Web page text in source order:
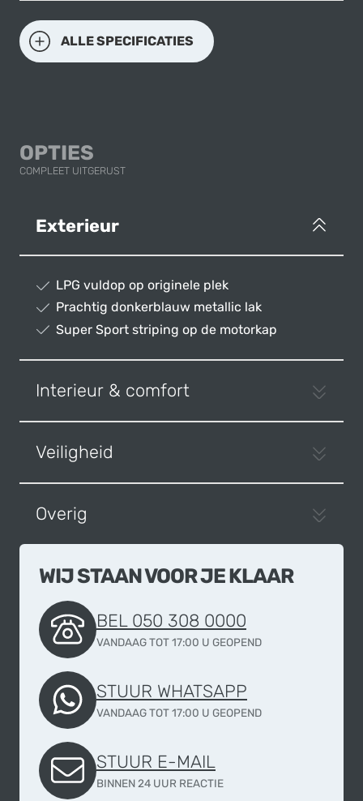
ALLE SPECIFICATIES
OPTIES
COMPLEET UITGERUST
Exterieur
LPG vuldop op originele plek
Prachtig donkerblauw metallic lak
Super Sport striping op de motorkap
Interieur & comfort
Veiligheid
Overig
WIJ STAAN VOOR JE KLAAR
BEL 050 308 0000
VANDAAG TOT 17:00 U GEOPEND
STUUR WHATSAPP
VANDAAG TOT 17:00 U GEOPEND
STUUR E-MAIL
BINNEN 24 UUR REACTIE